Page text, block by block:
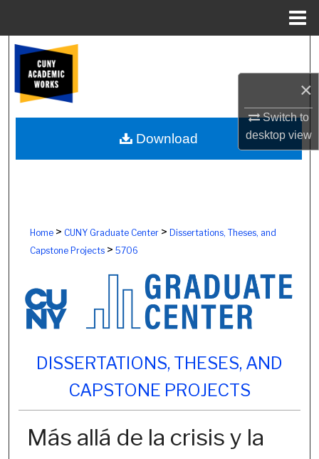
×
Switch to
desktopview
Browse Colleges, Schools, Centers
My Account
About
Home> CUNY Graduate Center> Dissertations, Theses, and
Capstone Projects> 5706
DISSERTATIONS, THESES, AND
CAPSTONE PROJECTS
Más allá de la crisis y la
Download